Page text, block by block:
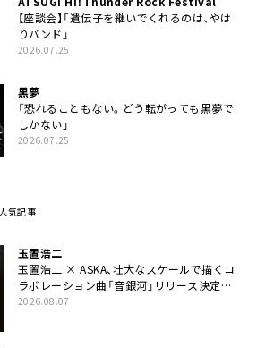
【座談会】「遺伝子を継いでくれるのは、やは
りバンド」
2026.07.25
黒夢
「恐れることもない。どう転がっても黒夢で
しかない」
2026.07.25
人気記事
玉置浩二
玉置浩二 × ASKA、壮大なスケールで描くコ
ラボレーション曲「音銀河」リリース決定。
カップリングには新曲「命の宿り」収録も
2026.08.07